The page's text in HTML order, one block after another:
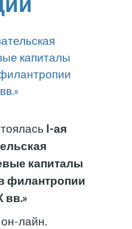
капиталы
I-ая
капиталы
филантропии
вв.»
лайн.